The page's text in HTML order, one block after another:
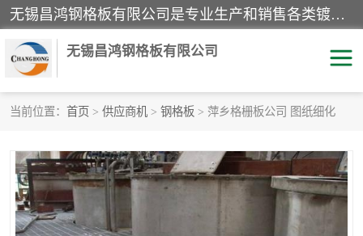
无锡昌鸿钢格板有限公司是专业生产和销售各类镀锌钢格板、镀锌钢格栅、不锈钢钢格及其相关产品的现代化企业。公司产品广泛运用于石油、化工、港口、电力、运输、造纸、医药、钢铁、食品、市政、房地产、制造业等各个领域。
无锡昌鸿钢格板有限公司
当前位置： 首页 > 供应商机 > 钢格板 > 萍乡格栅板公司 图纸细化
踏步板 水沟盖板
栏杆